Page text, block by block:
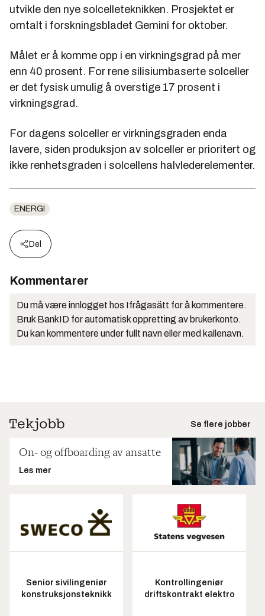
utvikle den nye solcelleteknikken. Prosjektet er
omtalt i forskningsbladet Gemini for oktober.
Målet er å komme opp i en virkningsgrad på mer
enn 40 prosent. For rene silisiumbaserte solceller
er det fysisk umulig å overstige 17 prosent i
virkningsgrad.
For dagens solceller er virkningsgraden enda
lavere, siden produksjon av solceller er prioritert og
ikke renhetsgraden i solcellens halvlederelementer.
ENERGI
Del
Kommentarer
Du må være innlogget hos Ifrågasätt for å kommentere.
Bruk BankID for automatisk oppretting av brukerkonto.
Du kan kommentere under fullt navn eller med kallenavn.
Se flere jobber
On- og offboarding av ansatte
Les mer
Senior sivilingeniør
konstruksjonsteknikk
Kontrollingeniør
driftskontrakt elektro